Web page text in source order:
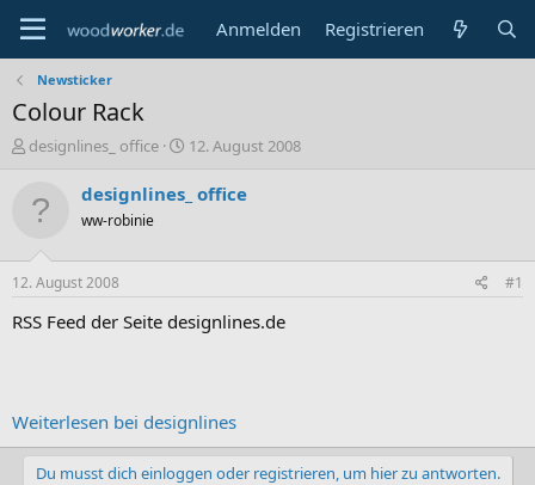
Anmelden Registrieren
Newsticker
Colour Rack
E
t
e
r
designlines_ office
E
t
a
12. August 2008
designlines_ office
ww-robinie
12. August 2008 #1
RSS Feed der Seite designlines.de
Weiterlesen bei designlines
Du musst dich einloggen oder registrieren, um hier zu antworten.